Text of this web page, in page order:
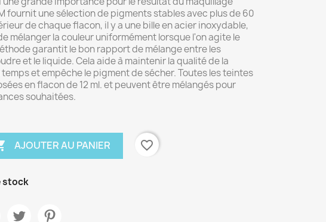
fournit une sélection de pigments stables avec plus de 60
de chaque flacon, il y a une bille en acier inoxydable,
mélanger la couleur uniformément lorsque l'on agite le
garantit le bon rapport de mélange entre les
et le liquide. Cela aide à maintenir la qualité de la
et empêche le pigment de sécher. Toutes les teintes
en flacon de 12 ml. et peuvent être mélangés pour
souhaitées.
AJOUTER AU PANIER favorite_border
stock